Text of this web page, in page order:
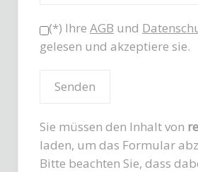
(*) Ihre AGB und
gelesen und akzeptiere sie.
Sie müssen den Inhalt von
laden, um das Formular
Bitte beachten Sie, dass